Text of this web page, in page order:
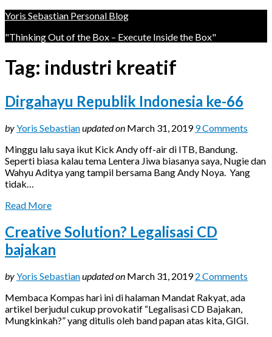
Yoris Sebastian Personal Blog
"Thinking Out of the Box – Execute Inside the Box"
Tag: industri kreatif
Dirgahayu Republik Indonesia ke-66
byYoris Sebastianupdated on March 31, 2019 9 Comments
Minggu lalu saya ikut Kick Andy off-air di ITB, Bandung.
Seperti biasa kalau tema Lentera Jiwa biasanya saya, Nugie dan
Wahyu Aditya yang tampil bersama Bang Andy Noya. Yang
tidak…
Read More
Creative Solution? Legalisasi CD
bajakan
byYoris Sebastianupdated on March 31, 2019 2 Comments
Membaca Kompas hari ini di halaman Mandat Rakyat, ada
artikel berjudul cukup provokatif “Legalisasi CD Bajakan,
Mungkinkah?” yang ditulis oleh band papan atas kita, GIGI.